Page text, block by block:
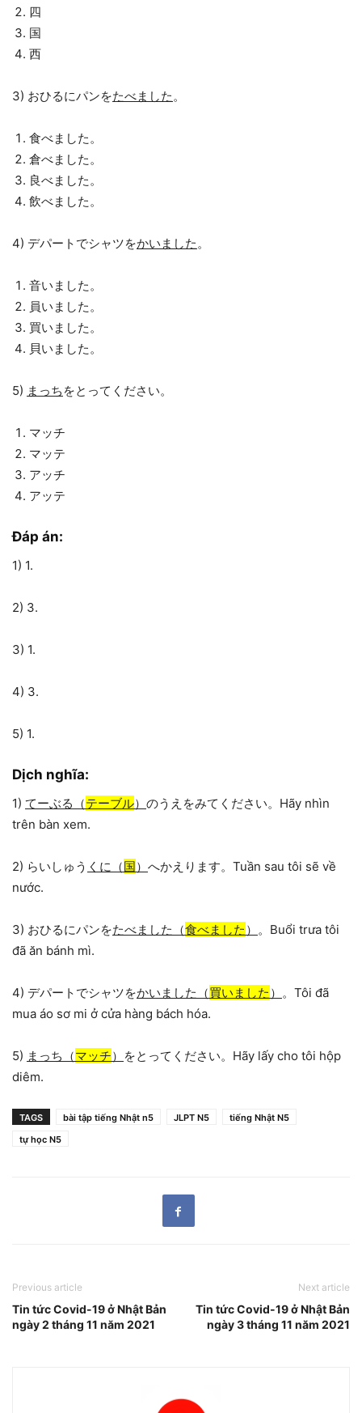
四
国
西
3) おひるにパンをたべました。
食べました。
倉べました。
良べました。
飲べました。
4) デパートでシャツをかいました。
音いました。
員いました。
買いました。
貝いました。
5) まっち をとってください。
マッチ
マッテ
アッチ
アッテ
Đáp án:
1) 1.
2) 3.
3) 1.
4) 3.
5) 1.
Dịch nghĩa:
1) てーぶる（テーブル） のうえをみてください。Hãy nhìn
trên bàn xem.
2) らいしゅう くに（国） へかえります。Tuần sau tôi sẽ về
nước.
3) おひるにパンをたべました（食べました ） 。Buổi trưa tôi
đã ăn bánh mì.
4) デパートでシャツをかいました（買いました ） 。Tôi đã
mua áo sơ mi ở cửa hàng bách hóa.
5) まっち（マッチ） をとってください。Hãy lấy cho tôi hộp
diêm.
TAGS bài tập tiếng Nhật n5 JLPT N5
tiếng Nhật N5
tự học N5
Previous article
Tin tức Covid-19 ở Nhật Bản
ngày 2 tháng 11 năm 2021
Next article
Tin tức Covid-19 ở Nhật Bản
ngày 3 tháng 11 năm 2021